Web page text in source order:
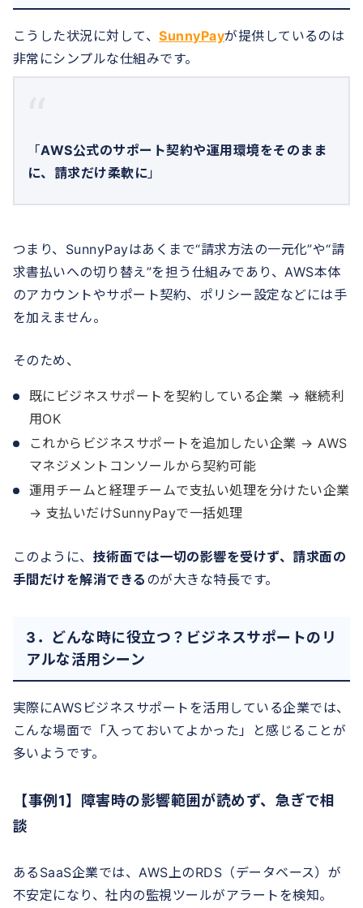
こうした状況に対して、SunnyPayが提供しているのは
非常にシンプルな仕組みです。
「AWS公式のサポート契約や運用環境をそのまま
に、請求だけ柔軟に 」
つまり、SunnyPayはあくまで“請求方法の一元化”や“請
求書払いへの切り替え”を担う仕組みであり、AWS本体
のアカウントやサポート契約、ポリシー設定などには手
を加えません。
そのため、
既にビジネスサポートを契約している企業 → 継続利
用OK
これからビジネスサポートを追加したい企業 → AWS
マネジメントコンソールから契約可能
運用チームと経理チームで支払い処理を分けたい企業
→ 支払いだけSunnyPayで一括処理
このように、 技術面では一切の影響を受けず、請求面の
手間だけを解消できる のが大きな特長です。
3．どんな時に役立つ？ビジネスサポートのリ
アルな活用シーン
実際にAWSビジネスサポートを活用している企業では、
こんな場面で「入っておいてよかった」と感じることが
多いようです。
【事例1】障害時の影響範囲が読めず、急ぎで相
談
あるSaaS企業では、AWS上のRDS（データベース）が
不安定になり、社内の監視ツールがアラートを検知。